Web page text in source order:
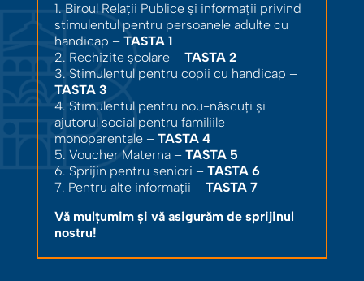
1. Biroul Relații Publice și informații privind
stimulentul pentru persoanele adulte cu
handicap – TASTA 1
2. Rechizite școlare – TASTA 2
3. Stimulentul pentru copii cu handicap –
TASTA 3
4. Stimulentul pentru nou-născuți și
ajutorul social pentru familiile
monoparentale – TASTA 4
5. Voucher Materna – TASTA 5
6. Sprijin pentru seniori – TASTA 6
7. Pentru alte informații – TASTA 7
Vă mulțumim și vă asigurăm de sprijinul
nostru!